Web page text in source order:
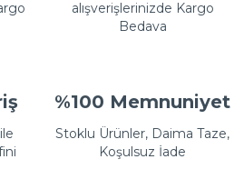
alışverişlerinizde Kargo
Bedava
%100 Memnuniyet
Stoklu Ürünler, Daima Taze,
Koşulsuz İade